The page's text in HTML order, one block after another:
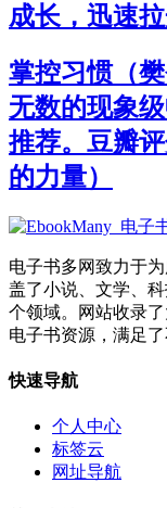
成长，迅速
掌控习惯（
无数的现象
推荐。豆瓣
的力量）
电子书多网致力于
盖了小说、文学、
个领域。网站收录
电子书资源，满足了
快速导航
个人中心
标签云
网址导航